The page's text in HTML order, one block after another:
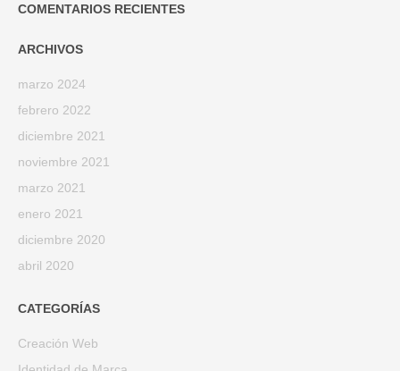
COMENTARIOS RECIENTES
ARCHIVOS
marzo 2024
febrero 2022
diciembre 2021
noviembre 2021
marzo 2021
enero 2021
diciembre 2020
abril 2020
CATEGORÍAS
Creación Web